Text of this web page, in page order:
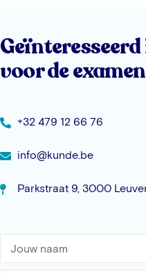
voor de
+32 479 12 66 76
info@kunde.be
Parkstraat 9, 3000